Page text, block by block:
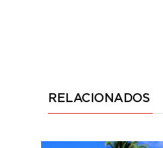
RELACIONADOS